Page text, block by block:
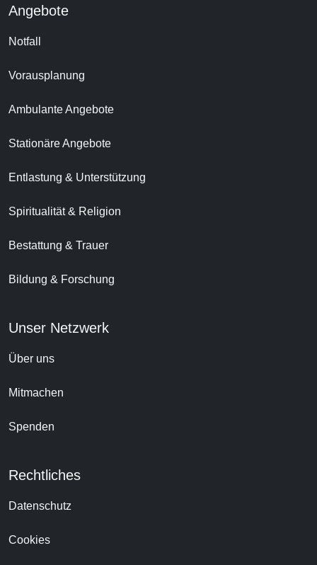
Angebote
Notfall
Vorausplanung
Ambulante Angebote
Stationäre Angebote
Entlastung & Unterstützung
Spiritualität & Religion
Bestattung & Trauer
Bildung & Forschung
Unser Netzwerk
Über uns
Mitmachen
Spenden
Rechtliches
Datenschutz
Cookies